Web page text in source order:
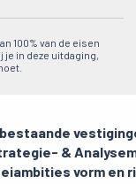
100% van de eisen
je in deze uitdaging,
&
vorm en